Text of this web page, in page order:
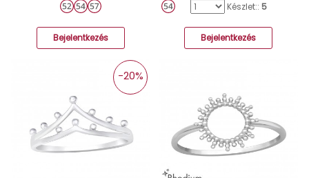
Bejelentkezés
Készlet:: 5
Bejelentkezés
-20%